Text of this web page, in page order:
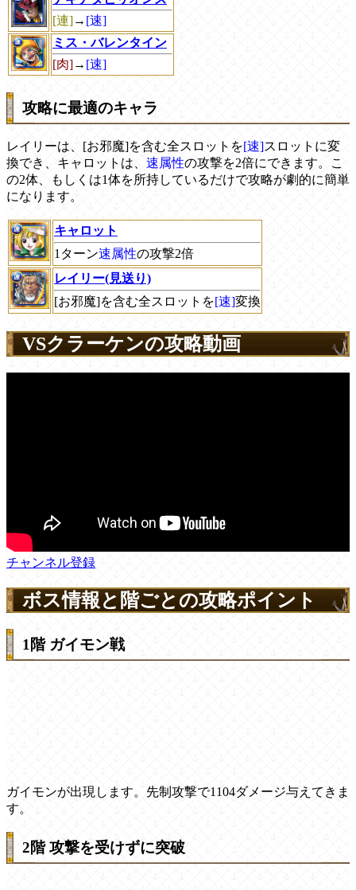
[連]→ [速]
ミス・バレンタイン
[肉]→ [速]
攻略に最適のキャラ
レイリーは、[お邪魔]を含む全スロットを[速]スロットに変
換でき、キャロットは、 速属性の攻撃を2倍にできます。こ
の2体、もしくは1体を所持しているだけで攻略が劇的に簡単
になります。
キャロット
1ターン速属性の攻撃2倍
レイリー(見送り)
[お邪魔]を含む全スロットを[速]変換
VSクラーケンの攻略動画
チャンネル登録
ボス情報と階ごとの攻略ポイント
1階 ガイモン戦
ガイモンが出現します。先制攻撃で1104ダメージ与えてきま
す。
2階 攻撃を受けずに突破